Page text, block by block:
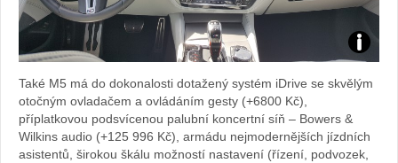
Zdroj:
Také M5 má do dokonalosti dotažený systém iDrive se skvělým
otočným ovladačem a ovládáním gesty (+6800 Kč),
příplatkovou podsvícenou palubní koncertní síň – Bowers &
Wilkins audio (+125 996 Kč), armádu nejmodernějších jízdních
asistentů, širokou škálu možností nastavení (řízení, podvozek,